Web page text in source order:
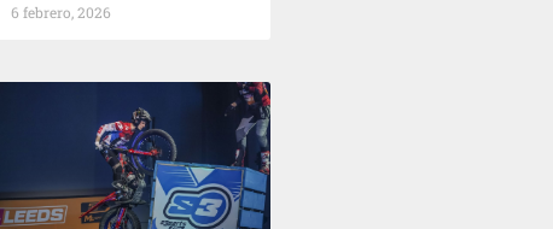
6 febrero, 2026